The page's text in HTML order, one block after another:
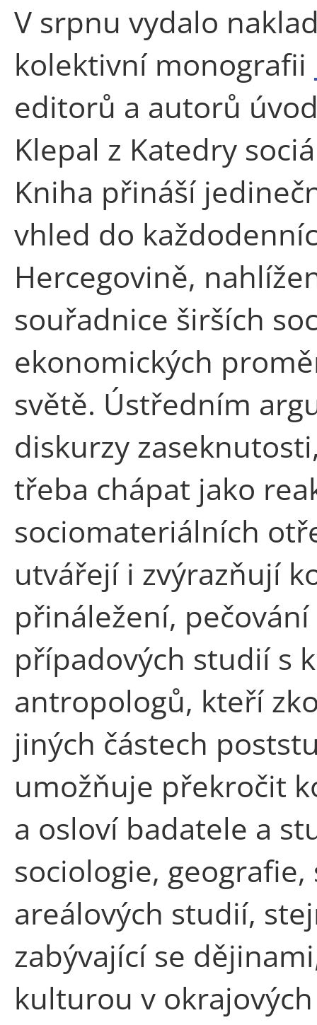
V srpnu vydalo
kolektivní monografii
editorů a autorů
Klepal z Katedry
Kniha přináší
vhled do
Hercegovině,
souřadnice širších
ekonomických
světě. Ústředním
diskurzy
třeba chápat jako
sociomateriálních
utvářejí i zvýrazňují
přináležení,
případových studií s
antropologů, kteří
jiných částech
umožňuje překročit
a osloví badatele a
sociologie,
areálových studií,
zabývající se
kulturou v